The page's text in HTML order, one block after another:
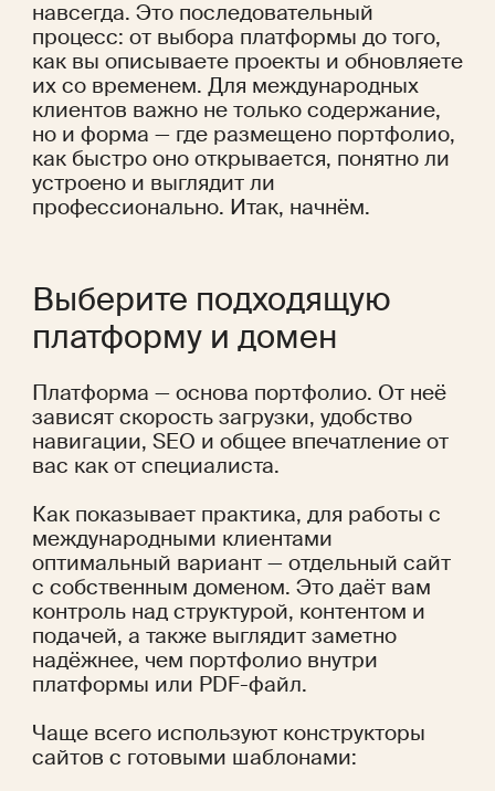
навсегда. Это последовательный
процесс: от выбора платформы до того,
как вы описываете проекты и обновляете
их со временем. Для международных
клиентов важно не только содержание,
но и форма — где размещено портфолио,
как быстро оно открывается, понятно ли
устроено и выглядит ли
профессионально. Итак, начнём.
Выберите подходящую
платформу и домен
Платформа — основа портфолио. От неё
зависят скорость загрузки, удобство
навигации, SEO и общее впечатление от
вас как от специалиста.
Как показывает практика, для работы с
международными клиентами
оптимальный вариант — отдельный сайт
с собственным доменом. Это даёт вам
контроль над структурой, контентом и
подачей, а также выглядит заметно
надёжнее, чем портфолио внутри
платформы или PDF-файл.
Чаще всего используют конструкторы
сайтов с готовыми шаблонами: